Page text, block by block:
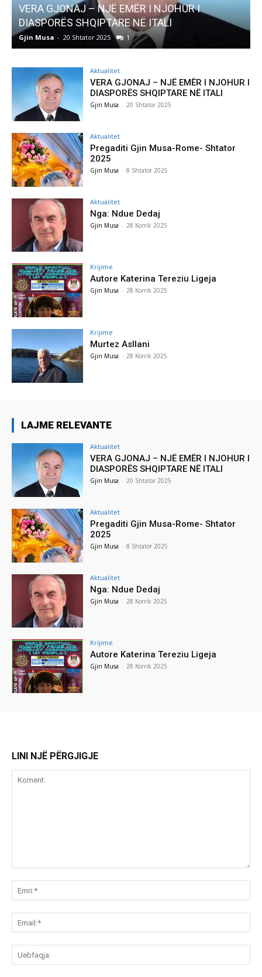
– NJË EMËR I NJOHUR I
SHQIPTARE NË ITALI
20 Shtator 2025 1
Pregaditi
Aktualitet
VERA GJONAJ – NJË EMËR I NJOHUR I
DIASPORËS SHQIPTARE NË ITALI
Gjin Musa - 20 Shtator 2025
Aktualitet
Pregaditi Gjin Musa-Rome- Shtator
2025
Gjin Musa - 8 Shtator 2025
Aktualitet
Nga: Ndue Dedaj
Gjin Musa - 28 Korrik 2025
Krijime
Autore Katerina Tereziu Ligeja
Gjin Musa - 28 Korrik 2025
Krijime
Murtez Asllani
Gjin Musa - 28 Korrik 2025
LAJME RELEVANTE
Aktualitet
VERA GJONAJ – NJË EMËR I NJOHUR I
DIASPORËS SHQIPTARE NË ITALI
Gjin Musa - 20 Shtator 2025
Aktualitet
Pregaditi Gjin Musa-Rome- Shtator
2025
Gjin Musa - 8 Shtator 2025
Aktualitet
Nga: Ndue Dedaj
Gjin Musa - 28 Korrik 2025
Krijime
Autore Katerina Tereziu Ligeja
Gjin Musa - 28 Korrik 2025
LINI NJË PËRGJIGJE